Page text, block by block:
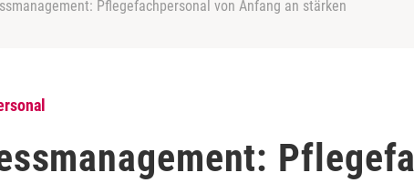
Pflegefachpersonal von Anfang an stärken